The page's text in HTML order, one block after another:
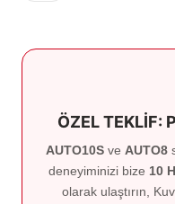
ÖZEL TEKLİF:
AUTO10S ve AUTO8
deneyiminizi bize 10
olarak ulaştırın,